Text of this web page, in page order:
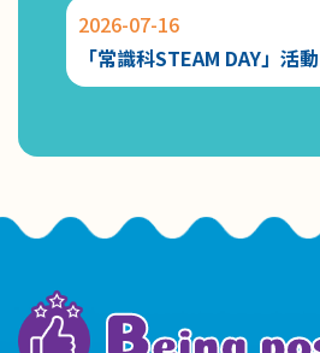
2026-07-16
「常識科STEAM DAY」活動
Being